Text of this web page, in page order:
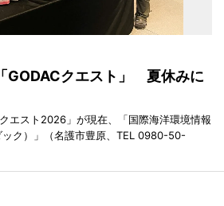
GODACクエスト」 夏休みに
エスト2026」が現在、「国際海洋環境情報
ック）」（名護市豊原、TEL 0980-50-